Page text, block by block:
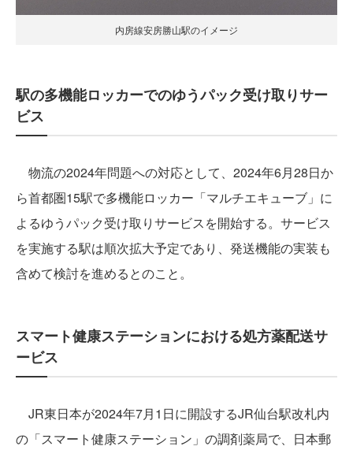
内房線安房勝山駅のイメージ
駅の多機能ロッカーでのゆうパック受け取りサー
ビス
物流の2024年問題への対応として、2024年6月28日か
ら首都圏15駅で多機能ロッカー「マルチエキューブ」に
よるゆうパック受け取りサービスを開始する。サービス
を実施する駅は順次拡大予定であり、発送機能の実装も
含めて検討を進めるとのこと。
スマート健康ステーションにおける処方薬配送サ
ービス
JR東日本が2024年7月1日に開設するJR仙台駅改札内
の「スマート健康ステーション」の調剤薬局で、日本郵